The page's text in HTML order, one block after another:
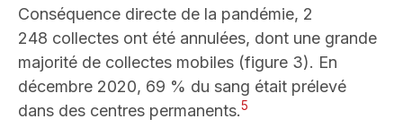
Conséquence directe de la pandémie, 2
248 collectes ont été annulées, dont une grande
majorité de collectes mobiles (figure 3). En
décembre 2020, 69 % du sang était prélevé
dans des centres permanents.5